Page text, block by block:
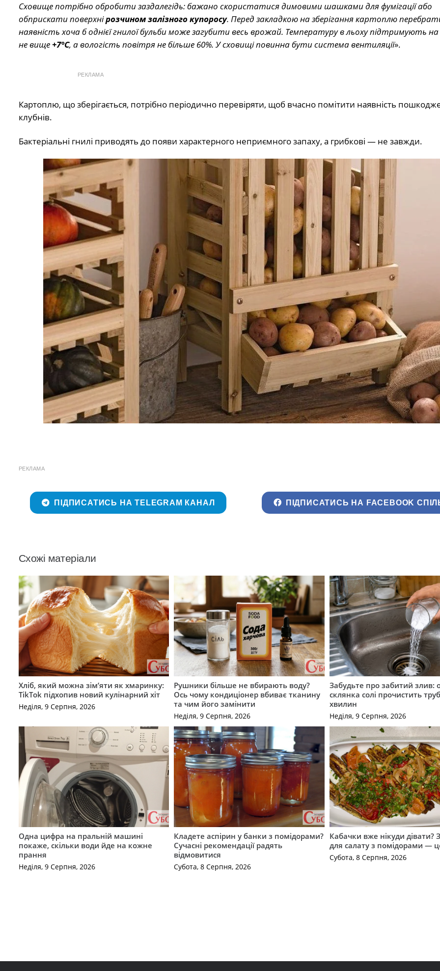
Сховище потрібно обробити заздалегідь: бажано скористатися димовими шашками для фумігації або
обприскати поверхнірозчином залізного купоросу. Перед закладкою на зберігання картоплю
наявність хоча б однієї гнилої бульби може загубити весь врожай. Температуру в льоху підтримують на
не вище+7°C, а вологість повітря не більше 60%. У сховищі повинна бути система вентиляції».
РЕКЛАМА
Картоплю, що зберігається, потрібно періодично перевіряти, щоб вчасно помітити наявність
клубнів.
Бактеріальні гнилі приводять до появи характерного неприємного запаху, а грибкові — не завжди.
РЕКЛАМА
ПІДПИСАТИСЬ НА TELEGRAM КАНАЛ ПІДПИСАТИСЬ НА FACEBOOK
Схожі матеріали
Хліб, який можна зім’яти як хмаринку:
TikTok підхопив новий кулінарний хіт
Неділя, 9 Серпня, 2026
Рушники більше не вбирають воду?
Ось чому кондиціонер вбиває тканину
та чим його замінити
Неділя, 9 Серпня, 2026
Забудьте про забитий злив:
склянка солі прочистить
хвилин
Неділя, 9 Серпня, 2026
Одна цифра на пральній машині
покаже, скільки води йде на кожне
прання
Неділя, 9 Серпня, 2026
Кладете аспірин у банки з помідорами?
Сучасні рекомендації радять
відмовитися
Субота, 8 Серпня, 2026
Кабачки вже нікуди дівати?
для салату з помідорами —
Субота, 8 Серпня, 2026